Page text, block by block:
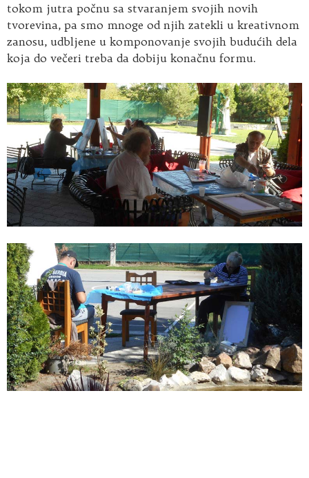
tokom jutra počnu sa stvaranjem svojih novih
tvorevina, pa smo mnoge od njih zatekli u kreativnom
zanosu, udbljene u komponovanje svojih budućih dela
koja do večeri treba da dobiju konačnu formu.